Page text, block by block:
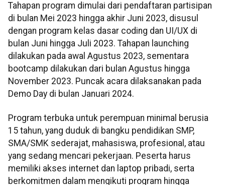
Tahapan program dimulai dari pendaftaran partisipan
di bulan Mei 2023 hingga akhir Juni 2023, disusul
dengan program kelas dasar coding dan UI/UX di
bulan Juni hingga Juli 2023. Tahapan launching
dilakukan pada awal Agustus 2023, sementara
bootcamp dilakukan dari bulan Agustus hingga
November 2023. Puncak acara dilaksanakan pada
Demo Day di bulan Januari 2024.
Program terbuka untuk perempuan minimal berusia
15 tahun, yang duduk di bangku pendidikan SMP,
SMA/SMK sederajat, mahasiswa, profesional, atau
yang sedang mencari pekerjaan. Peserta harus
memiliki akses internet dan laptop pribadi, serta
berkomitmen dalam mengikuti program hingga